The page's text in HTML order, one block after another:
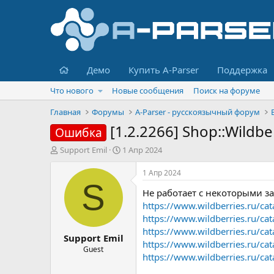
Главная
Демо Купить A-Parser Поддержка
Что нового Новые сообщения
Поиск на форуме
Главная
Форумы A-Parser - русскоязычный форум
Ошибка [1.2.2266]
А
ы
Support Emil
Д
н
а
л
1 Апр 2024
S
Support Emil
Guest
1 Апр 2024
Не работает с некоторыми
https://www.wildberries.ru/
https://www.wildberries.ru/
https://www.wildberries.ru/
https://www.wildberries.ru/
https://www.wildberries.ru/